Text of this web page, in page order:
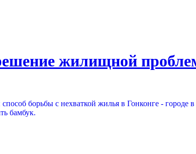
жилищной
борьбы с нехваткой жилья в Гонконге -
бамбук.